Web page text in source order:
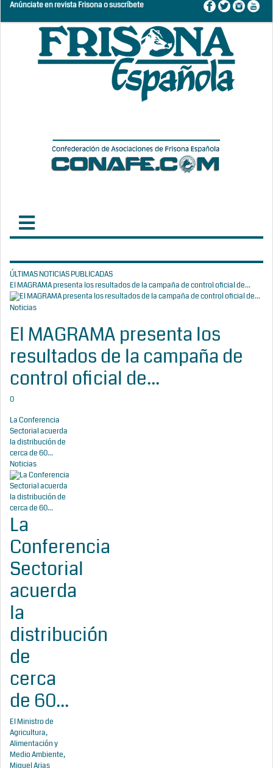
Anúnciate en revista Frisona o suscríbete
ÚLTIMAS NOTICIAS PUBLICADAS
El MAGRAMA presenta los resultados de la campaña de control oficial de...
Noticias
El MAGRAMA presenta los
resultados de la campaña de
control oficial de...
0
La Conferencia
Sectorial acuerda
la distribución de
cerca de 60...
Noticias
La
Conferencia
Sectorial
acuerda
la
distribución
de
cerca
de 60...
El Ministro de
Agricultura,
Alimentación y
Medio Ambiente,
Miguel Arias